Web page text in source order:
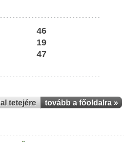
46
19
47
tetejére tovább a főoldalra »